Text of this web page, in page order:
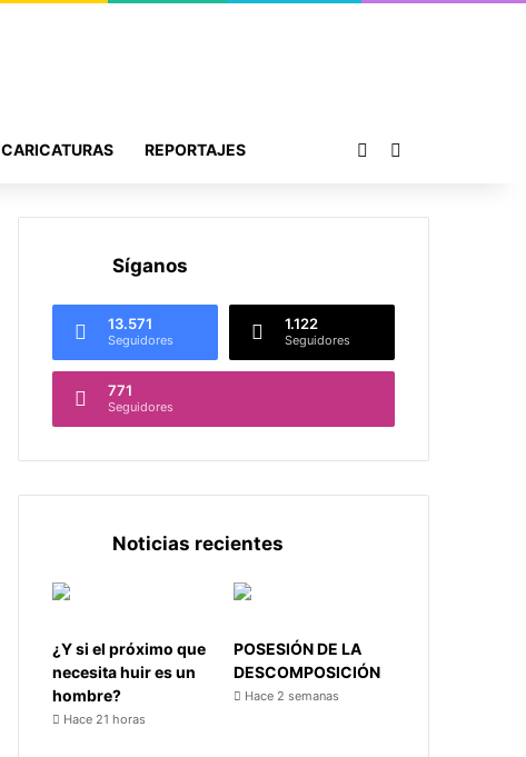
CARICATURAS REPORTAJES Publicación al azar
Síganos
13.571
Seguidores
1.122
Seguidores
771
Seguidores
Noticias recientes
¿Y si el próximo que
necesita huir es un
hombre?
Hace 21 horas
POSESIÓN DE LA
DESCOMPOSICIÓN
Hace 2 semanas